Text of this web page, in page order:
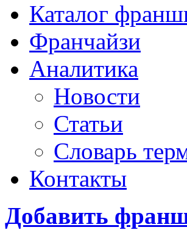
Каталог
Франчайзи
Аналитика
Новости
Статьи
Словарь
Контакты
Добавить